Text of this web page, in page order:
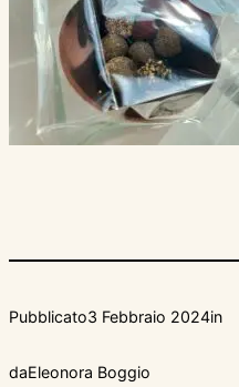
Pubblicato3 Febbraio 2024in
daEleonora Boggio